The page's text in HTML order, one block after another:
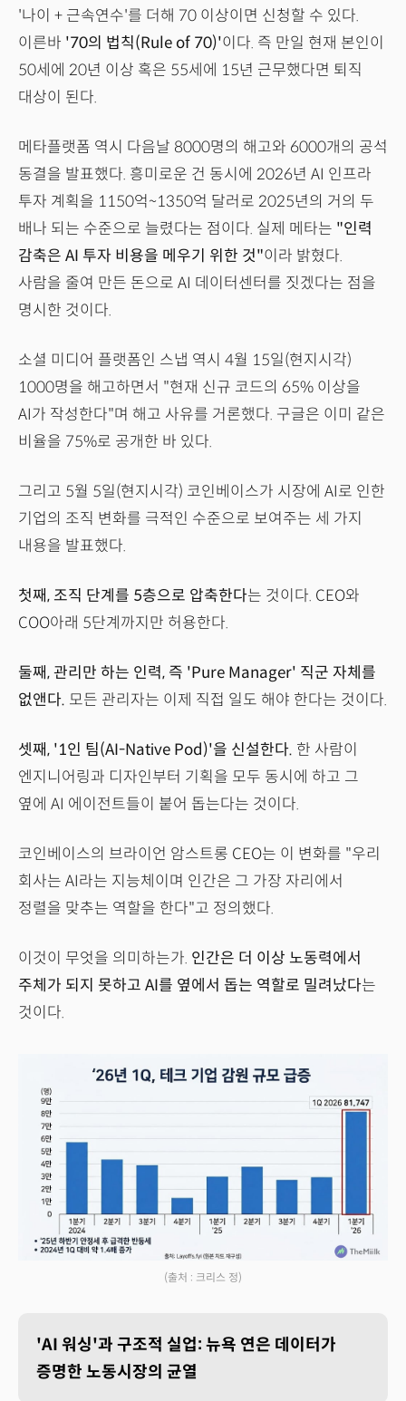
'나이 + 근속연수'를 더해 70 이상이면 신청할 수 있다.
이른바 '70의 법칙(Rule of 70)'이다. 즉 만일 현재 본인이
50세에 20년 이상 혹은 55세에 15년 근무했다면 퇴직
대상이 된다.
메타플랫폼 역시 다음날 8000명의 해고와 6000개의 공석
동결을 발표했다. 흥미로운 건 동시에 2026년 AI 인프라
투자 계획을 1150억~1350억 달러로 2025년의 거의 두
배나 되는 수준으로 늘렸다는 점이다. 실제 메타는 "인력
감축은 AI 투자 비용을 메우기 위한 것"이라 밝혔다.
사람을 줄여 만든 돈으로 AI 데이터센터를 짓겠다는 점을
명시한 것이다.
소셜 미디어 플랫폼인 스냅 역시 4월 15일(현지시각)
1000명을 해고하면서 "현재 신규 코드의 65% 이상을
AI가 작성한다"며 해고 사유를 거론했다. 구글은 이미 같은
비율을 75%로 공개한 바 있다.
그리고 5월 5일(현지시각) 코인베이스가 시장에 AI로 인한
기업의 조직 변화를 극적인 수준으로 보여주는 세 가지
내용을 발표했다.
첫째, 조직 단계를 5층으로 압축한다는 것이다. CEO와
COO아래 5단계까지만 허용한다.
둘째, 관리만 하는 인력, 즉 'Pure Manager' 직군 자체를
없앤다. 모든 관리자는 이제 직접 일도 해야 한다는 것이다.
셋째, '1인 팀(AI-Native Pod)'을 신설한다. 한 사람이
엔지니어링과 디자인부터 기획을 모두 동시에 하고 그
옆에 AI 에이전트들이 붙어 돕는다는 것이다.
코인베이스의 브라이언 암스트롱 CEO는 이 변화를 "우리
회사는 AI라는 지능체이며 인간은 그 가장 자리에서
정렬을 맞추는 역할을 한다"고 정의했다.
이것이 무엇을 의미하는가. 인간은 더 이상 노동력에서
주체가 되지 못하고 AI를 옆에서 돕는 역할로 밀려났다는
것이다.
(출처 : 크리스 정)
'AI 워싱'과 구조적 실업: 뉴욕 연은 데이터가
증명한 노동시장의 균열